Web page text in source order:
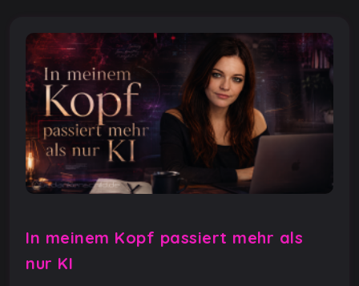
In meinem Kopf passiert mehr als
nur KI